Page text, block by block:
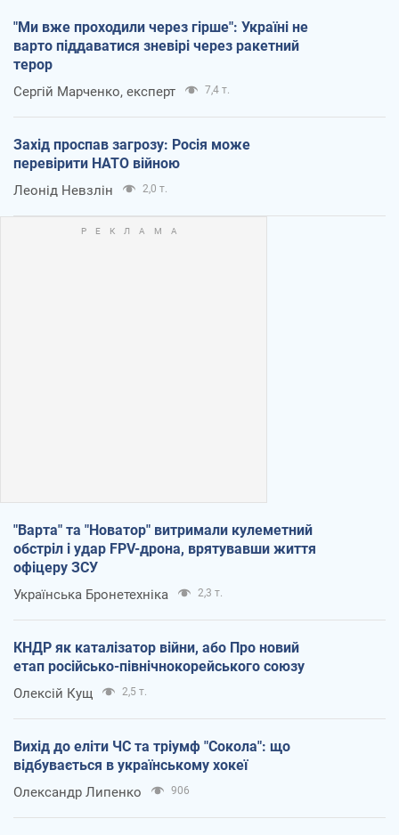
"Ми вже проходили через гірше": Україні не
варто піддаватися зневірі через ракетний
терор
Сергій Марченко, експерт 7,4 т.
Захід проспав загрозу: Росія може
перевірити НАТО війною
Леонід Невзлін 2,0 т.
"Варта" та "Новатор" витримали кулеметний
обстріл і удар FPV-дрона, врятувавши життя
офіцеру ЗСУ
Українська Бронетехніка 2,3 т.
КНДР як каталізатор війни, або Про новий
етап російсько-північнокорейського союзу
Олексій Кущ 2,5 т.
Вихід до еліти ЧС та тріумф "Сокола": що
відбувається в українському хокеї
Олександр Липенко 906